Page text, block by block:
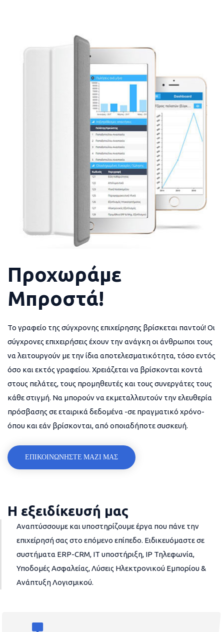
Προχωράμε
Μπροστά!
Το γραφείο της σύγχρονης επιχείρησης βρίσκεται παντού! Οι
σύγχρονες επιχειρήσεις έχουν την ανάγκη οι άνθρωποι τους
να λειτουργούν με την ίδια αποτελεσματικότητα, τόσο εντός
όσο και εκτός γραφείου. Χρειάζεται να βρίσκονται κοντά
στους πελάτες, τους προμηθευτές και τους συνεργάτες τους
κάθε στιγμή. Να μπορούν να εκμεταλλευτούν την ελευθερία
πρόσβασης σε εταιρικά δεδομένα -σε πραγματικό χρόνο-
όπου και εάν βρίσκονται, από οποιαδήποτε συσκευή.
ΕΠΙΚΟΙΝΩΝΗΣΤΕ ΜΑΖΙ ΜΑΣ
Η εξειδίκευσή μας
Αναπτύσσουμε και υποστηρίζουμε έργα που πάνε την
επιχείρησή σας στο επόμενο επίπεδο. Ειδικευόμαστε σε
συστήματα ERP-CRM, IT υποστήριξη, IP Τηλεφωνία,
Υποδομές Ασφαλείας, Λύσεις Ηλεκτρονικού Εμπορίου &
Ανάπτυξη Λογισμικού.